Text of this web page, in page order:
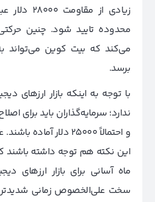
زیادی از
محدوده تایید شود. چنین
برسد.
با توجه به اینکه بازار ارزهای
و احتمالاً ۲۵۰۰۰ دلار
این نکته هم توجه داشته باشند
ماه آسانی برای بازار ارزهای
سخت علی‌الخصوص زمانی